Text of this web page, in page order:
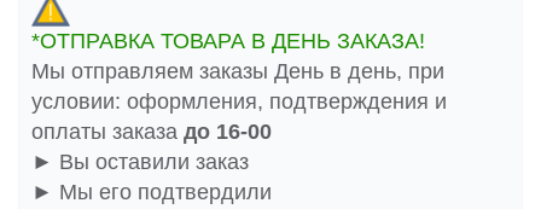
*ОТПРАВКА ТОВАРА В ДЕНЬ ЗАКАЗА!
Мы отправляем заказы День в день, при
условии: оформления, подтверждения и
оплаты заказа до 16-00
► Вы оставили заказ
► Мы его подтвердили